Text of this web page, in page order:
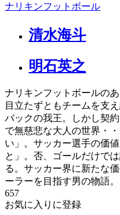
ナリキンフットボール
清水海斗
明石英之
ナリキンフットボールの
目立たずともチームを支
バックの我王。しかし契
で無慈悲な大人の世界・
い」。サッカー選手の価
と」。否、ゴールだけで
る。サッカー界に新たな
ーラーを目指す男の物語。
657
お気に入りに登録